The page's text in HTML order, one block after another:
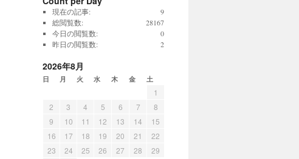
9
現在の記事:
28167
総閲覧数:
0
今日の閲覧数:
2
昨日の閲覧数:
2026年8月
日 月 火 水 木 金 土
1
2
3 4 5 6 7
8
9
10 11 12 13 14
15
16
17 18 19 20 21
22
23
24 25 26 27 28
29